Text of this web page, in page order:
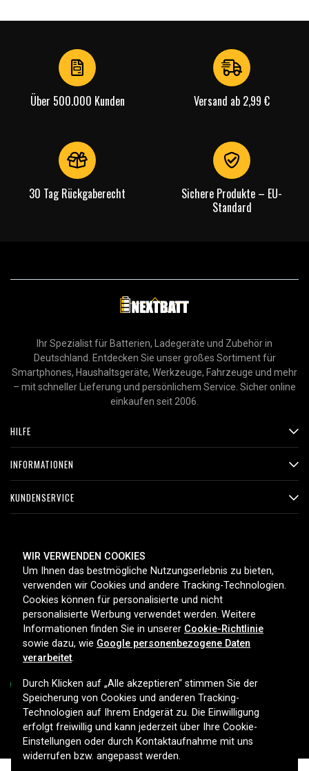
Über 500.000 Kunden Versand ab 2,99 €
30 Tag Rückgaberecht
Sichere Produkte – EU-
Standard
Ihr Spezialist für Batterien, Ladegeräte und Zubehör in
Deutschland. Entdecken Sie unser großes Sortiment für
Smartphones, Haushaltsgeräte, Werkzeuge, Fahrzeuge und mehr
– mit schneller Lieferung und persönlichem Service. Sicher online
einkaufen seit 2006.
HILFE
INFORMATIONEN
KUNDENSERVICE
ZAHLUNGSMETHODEN
LIEFEROPTIONEN
Copyright © 2026, Spares Nordic AB
WIR VERWENDEN COOKIES
Um Ihnen das bestmögliche Nutzungserlebnis zu bieten,
verwenden wir Cookies und andere Tracking-Technologien.
Cookies können für personalisierte und nicht
personalisierte Werbung verwendet werden. Weitere
Informationen finden Sie in unserer Cookie-Richtlinie
sowie dazu, wie Google personenbezogene Daten
verarbeitet.
Durch Klicken auf „Alle akzeptieren“ stimmen Sie der
Speicherung von Cookies und anderen Tracking-
Technologien auf Ihrem Endgerät zu. Die Einwilligung
erfolgt freiwillig und kann jederzeit über Ihre Cookie-
Einstellungen oder durch Kontaktaufnahme mit uns
widerrufen bzw. angepasst werden.